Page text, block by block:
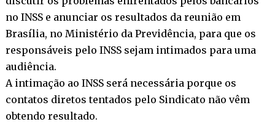
no INSS e anunciar os resultados da reunião em
Brasília, no Ministério da Previdência, para que os
responsáveis pelo INSS sejam intimados para uma
audiência.
A intimação ao INSS será necessária porque os
contatos diretos tentados pelo Sindicato não vêm
obtendo resultado.